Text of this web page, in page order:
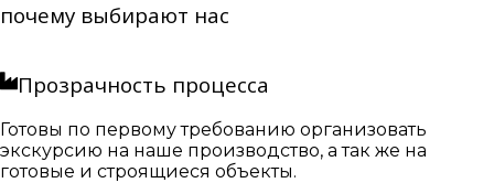
почему выбирают нас
Прозрачность процесса
Готовы по первому требованию организовать
экскурсию на наше производство, а так же на
готовые и строящиеся объекты.